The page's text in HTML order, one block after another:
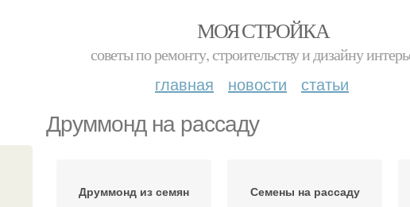
МОЯ СТРОЙКА
советы по ремонту, строительству и дизайну
главная новости статьи
Друммонд на рассаду
Друммонд из семян Семены на рассаду